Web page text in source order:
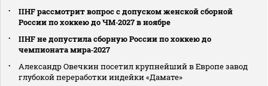
IIHF рассмотрит вопрос с допуском женской сборной
России по хоккею до ЧМ‑2027 в ноябре
IIHF не допустила сборную России по хоккею до
чемпионата мира‑2027
Александр Овечкин посетил крупнейший в Европе завод
глубокой переработки индейки «Дамате»